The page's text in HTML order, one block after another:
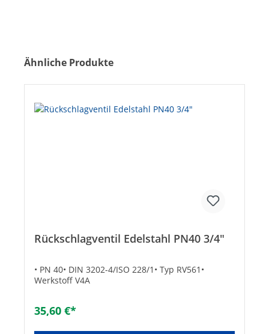
Produktgalerie überspringen
Ähnliche Produkte
Rückschlagventil Edelstahl PN40 3/4"
• PN 40• DIN 3202-4/ISO 228/1• Typ RV561•
Werkstoff V4A
35,60 €*